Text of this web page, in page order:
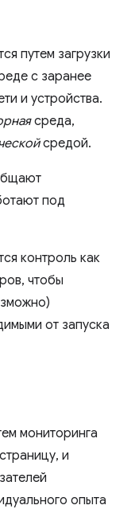
путем загрузки
с заранее
и устройства.
среда,
средой.
под
контроль как
чтобы
от запуска
мониторинга
и
опыта